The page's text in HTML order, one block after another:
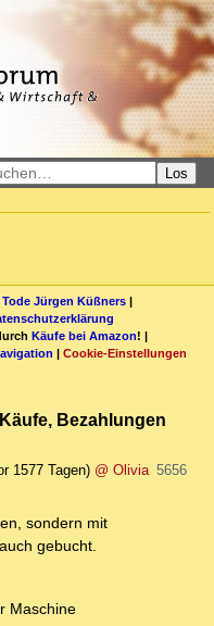
Los
Jürgen Küßners |
Käufe bei Amazon! |
| Cookie-Einstellungen
Bezahlungen
1577 Tagen) @ Olivia 5656
sondern mit
gebucht.
Maschine